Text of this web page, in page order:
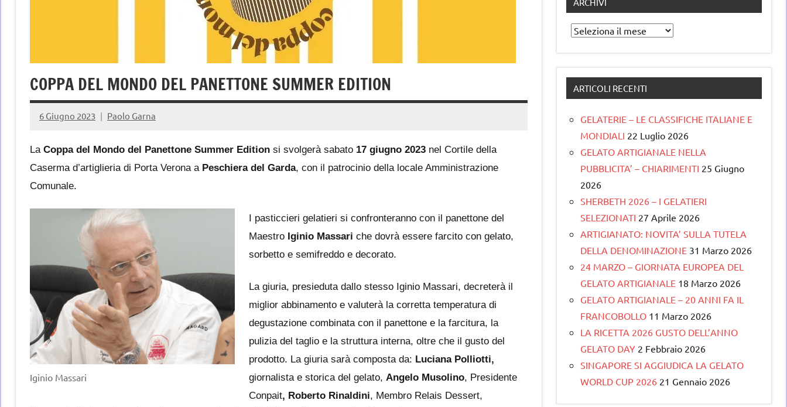
COPPA DEL MONDO DEL PANETTONE SUMMER EDITION
6 Giugno 2023 Paolo Garna
La Coppa del Mondo del Panettone Summer Edition si svolgerà sabato 17 giugno 2023 nel Cortile della
Caserma d’artiglieria di Porta Verona a Peschiera del Garda, con il patrocinio della locale Amministrazione
Comunale.
Iginio Massari
I pasticcieri gelatieri si confronteranno con il panettone del
Maestro Iginio Massari che dovrà essere farcito con gelato,
sorbetto e semifreddo e decorato.
La giuria, presieduta dallo stesso Iginio Massari, decreterà il
miglior abbinamento e valuterà la corretta temperatura di
degustazione combinata con il panettone e la farcitura, la
pulizia del taglio e la struttura interna, oltre che il gusto del
prodotto. La giuria sarà composta da: Luciana Polliotti,
giornalista e storica del gelato, Angelo Musolino, Presidente
Conpait, Roberto Rinaldini, Membro Relais Dessert,
Archivi
ARTICOLI RECENTI
GELATERIE – LE CLASSIFICHE ITALIANE E
MONDIALI 22 Luglio 2026
GELATO ARTIGIANALE NELLA
PUBBLICITA’ – CHIARIMENTI 25 Giugno
2026
SHERBETH 2026 – I GELATIERI
SELEZIONATI 27 Aprile 2026
ARTIGIANATO: NOVITA’ SULLA TUTELA
DELLA DENOMINAZIONE 31 Marzo 2026
24 MARZO – GIORNATA EUROPEA DEL
GELATO ARTIGIANALE 18 Marzo 2026
GELATO ARTIGIANALE – 20 ANNI FA IL
FRANCOBOLLO 11 Marzo 2026
LA RICETTA 2026 GUSTO DELL’ANNO
GELATO DAY 2 Febbraio 2026
SINGAPORE SI AGGIUDICA LA GELATO
WORLD CUP 2026 21 Gennaio 2026